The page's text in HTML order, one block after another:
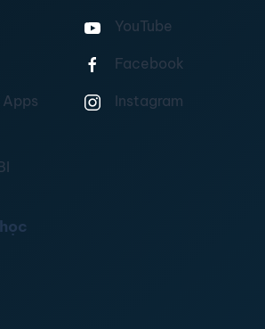
YouTube
Facebook
Instagram